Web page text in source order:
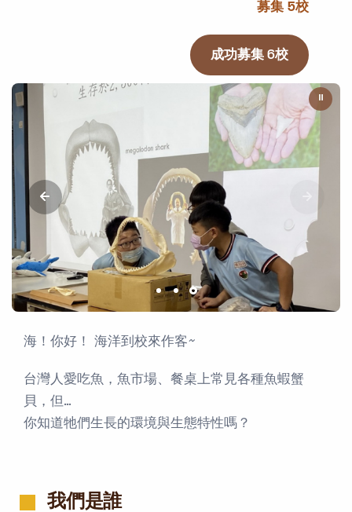
募集 5校
成功募集 6校
海！你好！ 海洋到校來作客~
台灣人愛吃魚，魚市場、餐桌上常見各種魚蝦蟹
貝，但…
你知道牠們生長的環境與生態特性嗎？
我們是誰